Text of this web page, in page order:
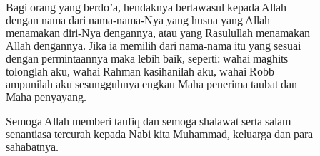
Bagi orang yang berdo’a, hendaknya bertawasul kepada Allah
dengan nama dari nama-nama-Nya yang husna yang Allah
menamakan diri-Nya dengannya, atau yang Rasulullah menamakan
Allah dengannya. Jika ia memilih dari nama-nama itu yang sesuai
dengan permintaannya maka lebih baik, seperti: wahai maghits
tolonglah aku, wahai Rahman kasihanilah aku, wahai Robb
ampunilah aku sesungguhnya engkau Maha penerima taubat dan
Maha penyayang.
Semoga Allah memberi taufiq dan semoga shalawat serta salam
senantiasa tercurah kepada Nabi kita Muhammad, keluarga dan para
sahabatnya.